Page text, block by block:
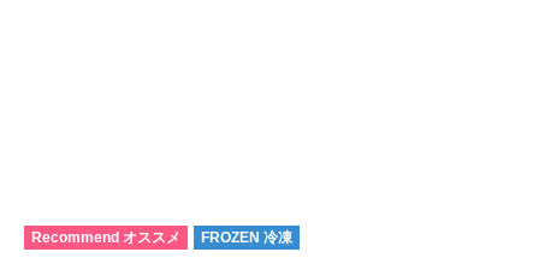
Recommend オススメ FROZEN 冷凍